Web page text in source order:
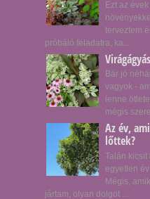
Ezt az
terveztem
próbáló feladatra, ka...
Bár jó
vagyok -
lenne
mégis
Az év,
lőttek?
Talán kicsit
egyetlen
Mégis,
jártam, olyan dolgot ...